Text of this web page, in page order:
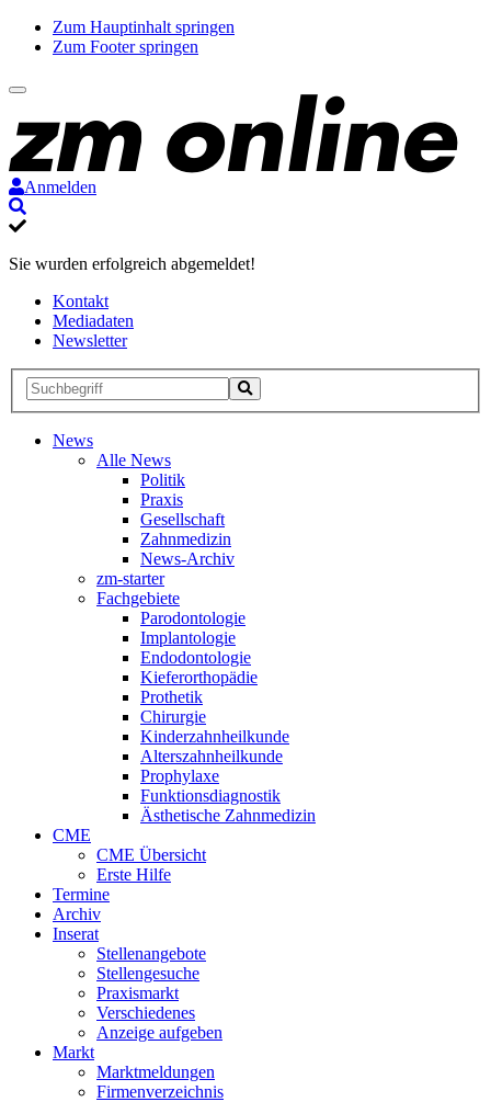
Zum Hauptinhalt springen
Zum Footer springen
Anmelden
Sie wurden erfolgreich abgemeldet!
Kontakt
Mediadaten
Newsletter
Suche
Suche
starten
News
Alle News
Politik
Praxis
Gesellschaft
Zahnmedizin
News-Archiv
zm-starter
Fachgebiete
Parodontologie
Implantologie
Endodontologie
Kieferorthopädie
Prothetik
Chirurgie
Kinderzahnheilkunde
Alterszahnheilkunde
Prophylaxe
Funktionsdiagnostik
Ästhetische Zahnmedizin
CME
CME Übersicht
Erste Hilfe
Termine
Archiv
Inserat
Stellenangebote
Stellengesuche
Praxismarkt
Verschiedenes
Anzeige aufgeben
Markt
Marktmeldungen
Firmenverzeichnis